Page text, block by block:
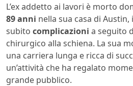
L’ex addetto ai lavori è morto
89 anni nella sua casa di Austin,
subito complicazioni a seguito
chirurgico alla schiena. La sua
una carriera lunga e ricca di
un’attività che ha regalato
grande pubblico.